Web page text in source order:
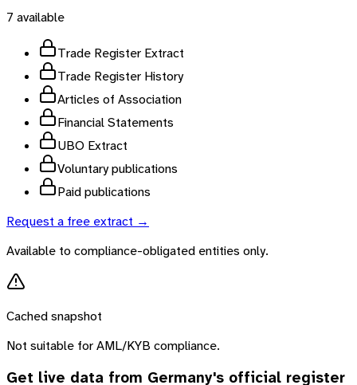
7 available
Trade Register Extract
Trade Register History
Articles of Association
Financial Statements
UBO Extract
Voluntary publications
Paid publications
Request a free extract →
Available to compliance-obligated entities only.
Cached snapshot
Not suitable for AML/KYB compliance.
Get live data from Germany's official register